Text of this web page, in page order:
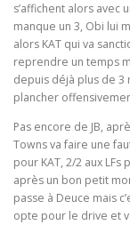
s’affichent alors avec
manque un 3, Obi lui
alors KAT qui va
reprendre un temps
depuis déjà plus de 3
plancher
Pas encore de JB,
Towns va faire une
pour KAT, 2/2 aux
après un bon petit
passe à Deuce mais
opte pour le drive et